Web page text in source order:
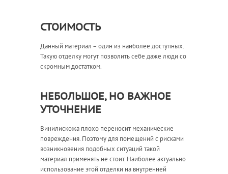
СТОИМОСТЬ
Данный материал – один из наиболее доступных.
Такую отделку могут позволить себе даже люди со
скромным достатком.
НЕБОЛЬШОЕ, НО ВАЖНОЕ
УТОЧНЕНИЕ
Винилискожа плохо переносит механические
повреждения. Поэтому для помещений с рисками
возникновения подобных ситуаций такой
материал применять не стоит. Наиболее актуально
использование этой отделки на внутренней